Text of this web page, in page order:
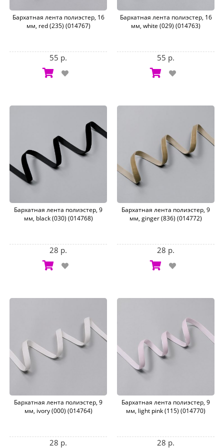
Бархатная лента полиэстер, 16
мм, red (235) (014767)
55 р.
Бархатная лента полиэстер, 16
мм, white (029) (014763)
55 р.
Бархатная лента полиэстер, 9
мм, black (030) (014768)
28 р.
Бархатная лента полиэстер, 9
мм, ginger (836) (014772)
28 р.
Бархатная лента полиэстер, 9
мм, ivory (000) (014764)
28 р.
Бархатная лента полиэстер, 9
мм, light pink (115) (014770)
28 р.